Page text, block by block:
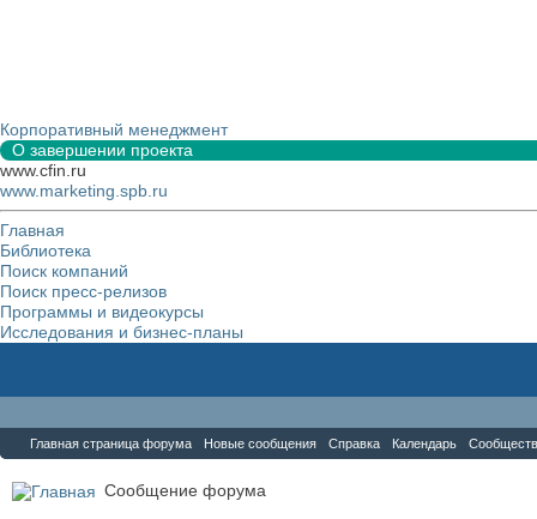
Корпоративный менеджмент
О завершении проекта
www.cfin.ru
www.marketing.spb.ru
Главная
Библиотека
Поиск компаний
Поиск пресс-релизов
Программы и видеокурсы
Исследования и бизнес-планы
Главная страница форума Новые сообщения Справка Календарь
Сообщение форума